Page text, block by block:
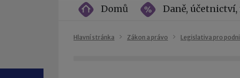
Domů Daně,
Hlavní stránka Zákon a právo Legislativa pro